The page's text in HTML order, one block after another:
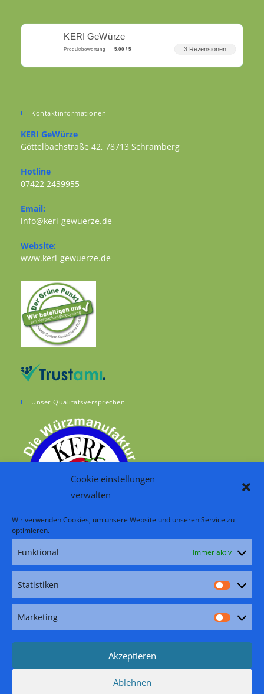
Cookie einstellungen
verwalten
Wir verwenden Cookies, um unsere Website und unseren Service zu
optimieren.
Funktional Immer aktiv
Statistiken
Marketing
Akzeptieren
Ablehnen
KERI GeWürze
Produktbewertung 5.00 / 5 3 Rezensionen
Kontaktinformationen
KERI GeWürze
Göttelbachstraße 42, 78713 Schramberg
Hotline
07422 2439955
Email:
info@keri-gewuerze.de
Website:
www.keri-gewuerze.de
Unser Qualitätsversprechen
Folge uns:
FacebookPinterestInstagramYouTubeTikTok
Widerrufsbelehrung